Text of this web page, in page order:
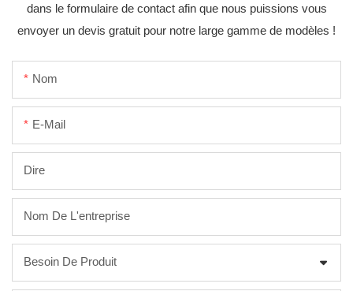
dans le formulaire de contact afin que nous puissions vous
envoyer un devis gratuit pour notre large gamme de modèles !
Nom
E-Mail
Dire
Nom De L'entreprise
Besoin De Produit